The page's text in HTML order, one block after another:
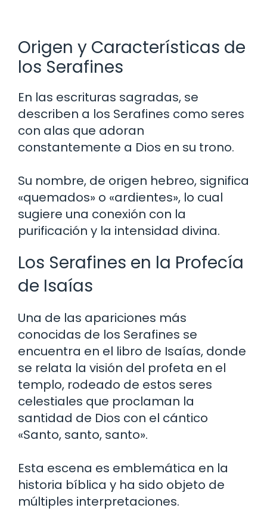
Origen y Características de
los Serafines
En las escrituras sagradas, se
describen a los Serafines como seres
con alas que adoran
constantemente a Dios en su trono.
Su nombre, de origen hebreo, significa
«quemados» o «ardientes», lo cual
sugiere una conexión con la
purificación y la intensidad divina.
Los Serafines en la Profecía
de Isaías
Una de las apariciones más
conocidas de los Serafines se
encuentra en el libro de Isaías, donde
se relata la visión del profeta en el
templo, rodeado de estos seres
celestiales que proclaman la
santidad de Dios con el cántico
«Santo, santo, santo».
Esta escena es emblemática en la
historia bíblica y ha sido objeto de
múltiples interpretaciones.